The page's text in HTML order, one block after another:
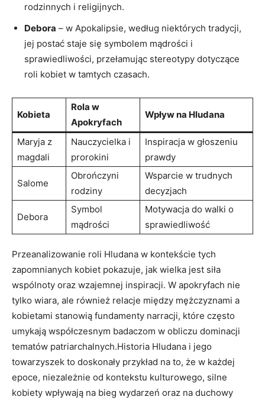
rodzinnych i religijnych.
Debora – w Apokalipsie, według niektórych tradycji,
jej postać staje się symbolem mądrości ⁢i⁣
sprawiedliwości, przełamując⁢ stereotypy dotyczące
roli kobiet w tamtych czasach.
Kobieta
Rola w
Apokryfach
Wpływ na Hludana
Maryja z
magdali
Nauczycielka i
prorokini
Inspiracja w​ głoszeniu
prawdy
Salome
Obrończyni
rodziny
Wsparcie ⁢w trudnych
decyzjach
Debora
Symbol
mądrości
Motywacja do walki o
sprawiedliwość
Przeanalizowanie roli Hludana w kontekście ‌tych
zapomnianych kobiet pokazuje, jak wielka jest siła
wspólnoty oraz wzajemnej inspiracji. W apokryfach nie
tylko wiara, ale ​również relacje między mężczyznami a
kobietami stanowią fundamenty narracji, które⁢ często
umykają współczesnym badaczom w obliczu dominacji
tematów patriarchalnych.Historia Hludana i jego
towarzyszek to doskonały przykład na ​to, że w każdej
epoce, niezależnie od kontekstu kulturowego, silne
kobiety wpływają na bieg wydarzeń oraz na duchowy